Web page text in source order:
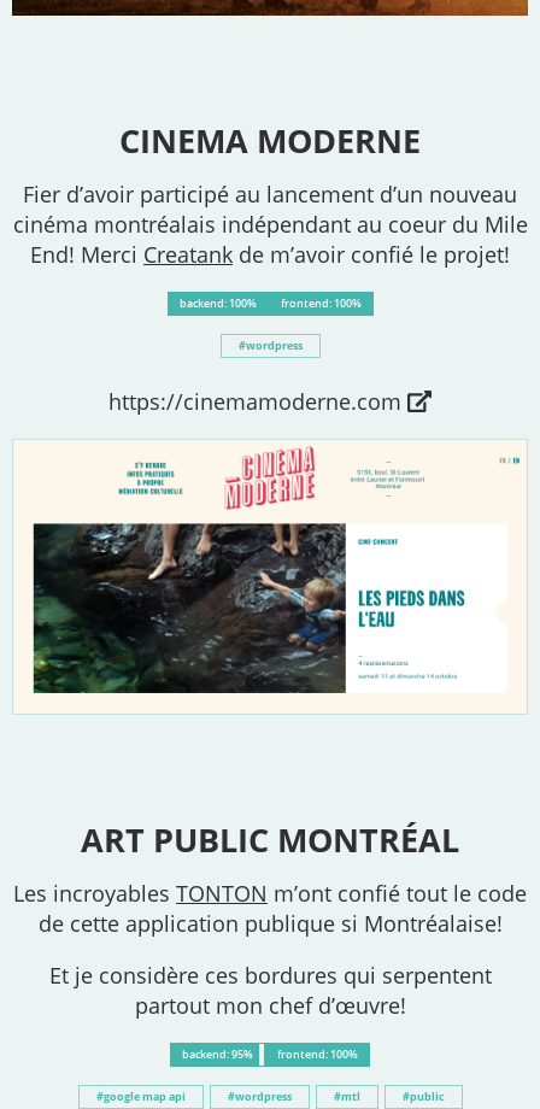
CINEMA MODERNE
Fier d’avoir participé au lancement d’un nouveau
cinéma montréalais indépendant au coeur du Mile
End! Merci Creatank de m’avoir confié le projet!
backend: 100% frontend: 100%
wordpress
https://cinemamoderne.com
ART PUBLIC MONTRÉAL
Les incroyables TONTON m’ont confié tout le code
de cette application publique si Montréalaise!
Et je considère ces bordures qui serpentent
partout mon chef d’œuvre!
backend: 95% frontend: 100%
google map api wordpress mtl public